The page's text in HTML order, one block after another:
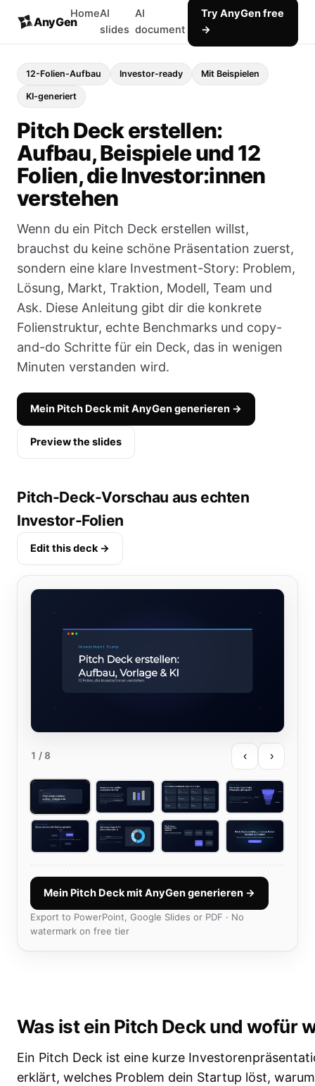
AnyGen
HomeAI
slides
AI
document
Try AnyGen free
→
12-Folien-Aufbau Investor-ready Mit Beispielen
KI-generiert
Pitch Deck erstellen:
Aufbau, Beispiele und 12
Folien, die Investor:innen
verstehen
Wenn du ein Pitch Deck erstellen willst,
brauchst du keine schöne Präsentation zuerst,
sondern eine klare Investment-Story: Problem,
Lösung, Markt, Traktion, Modell, Team und
Ask. Diese Anleitung gibt dir die konkrete
Folienstruktur, echte Benchmarks und copy-
and-do Schritte für ein Deck, das in wenigen
Minuten verstanden wird.
Mein Pitch Deck mit AnyGen generieren →
Preview the slides
Pitch-Deck-Vorschau aus echten
Investor-Folien
Edit this deck →
1 / 8 ‹ ›
Mein Pitch Deck mit AnyGen generieren →
Export to PowerPoint, Google Slides or PDF · No
watermark on free tier
Was ist ein Pitch Deck und wofür
Ein Pitch Deck ist eine kurze
erklärt, welches Problem dein Startup löst,